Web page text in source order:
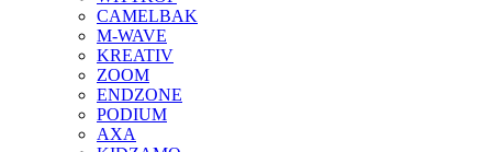
CAMELBAK
M-WAVE
KREATIV
ZOOM
ENDZONE
PODIUM
AXA